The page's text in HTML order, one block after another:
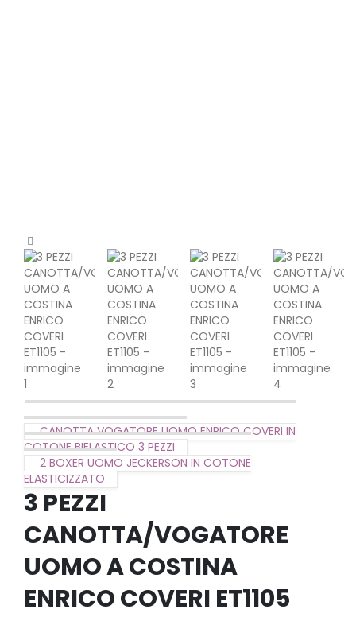
CANOTTA VOGATORE UOMO ENRICO COVERI IN
COTONE BIELASTICO 3 PEZZI
2 BOXER UOMO JECKERSON IN COTONE
ELASTICIZZATO
3 PEZZI
CANOTTA/VOGATORE
UOMO A COSTINA
ENRICO COVERI ET1105